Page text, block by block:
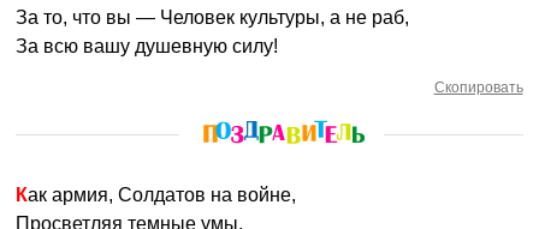
За то, что вы — Человек культуры, а не раб,
За всю вашу душевную силу!
Скопировать
Как армия, Солдатов на войне,
Просветляя темные умы,